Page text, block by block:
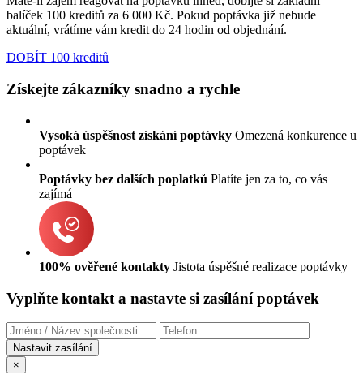
balíček 100 kreditů za 6 000 Kč. Pokud poptávka již nebude
aktuální, vrátíme vám kredit do 24 hodin od objednání.
DOBÍT 100 kreditů
Získejte zákazníky snadno a rychle
Vysoká úspěšnost získání poptávky Omezená konkurence u
poptávek
Poptávky bez dalších poplatků Platíte jen za to, co vás
zajímá
100% ověřené kontakty Jistota úspěšné realizace poptávky
Vyplňte kontakt a nastavte si zasílání poptávek
×